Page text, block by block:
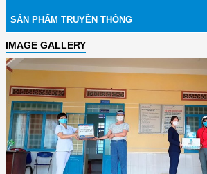
SẢN PHẨM TRUYỀN THÔNG
IMAGE GALLERY